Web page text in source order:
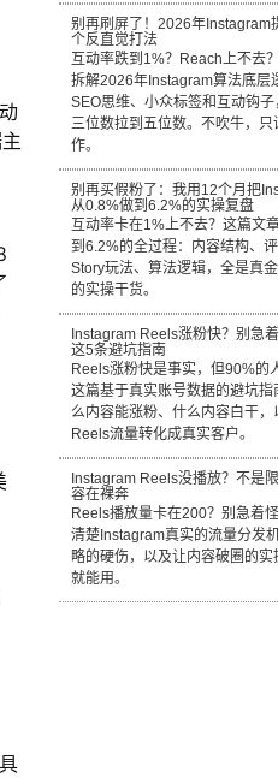
别再刷屏了！2026年Instagram
个反直觉打法
互动率跌到1%？Reach上不去
拆解2026年Instagram算法底层
SEO思维、小众标签和互动钩
三位数拉到五位数。不吹牛，只
作。
别再买假粉了：我用12个月把
从0.8%做到6.2%的实操复盘
互动率卡在1%上不去？这篇文
到6.2%的全过程：内容结构、评
Story玩法、算法逻辑，全是真
的实操干货。
Instagram Reels涨粉快？别急
这5条避坑指南
Reels涨粉快是事实，但90%的
这篇基于真实账号数据的避坑指
么内容能涨粉、什么内容白干，
Reels流量转化成真实客户。
Instagram Reels没播放？不是
容在裸奔
Reels播放量卡在200？别急着
清楚Instagram真实的流量分发
略的硬伤，以及让内容破圈的实
就能用。